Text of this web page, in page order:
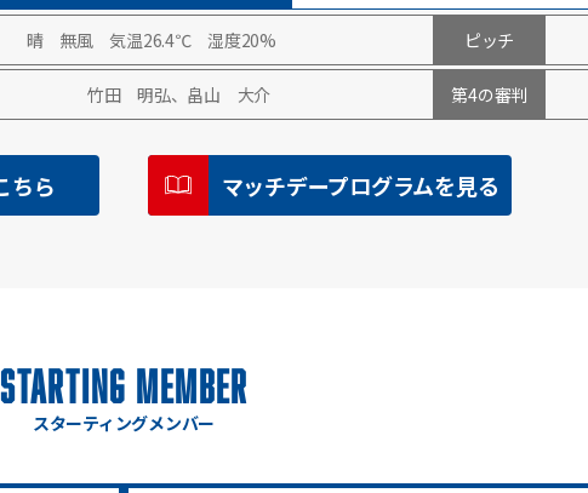
晴 無風 気温26.4℃ 湿度20% ピッチ
竹田 明弘、畠山 大介 第4の審判
ちら マッチデープログラムを見る
STARTING MEMBER
スターティングメンバー